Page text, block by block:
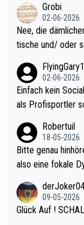
ohl wenig WDF
es Jahr der Fall.
den Qualifier und
gas) antun
el hat.
Grobi
02-06-2026
Nee, die
tische und/ oder
s Leben in den
r war doch
rovoziert hat.
02-06-2026
Einfach kein
als Profisportler
Robertuil
18-05-2026
Bitte genau
also eine fokale
erden, im Arm
be immer noch,
09-05-2026
Glück Auf !